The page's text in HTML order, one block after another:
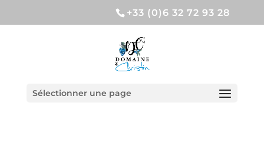
+33 (0)6 32 72 93 28
Sélectionner une page